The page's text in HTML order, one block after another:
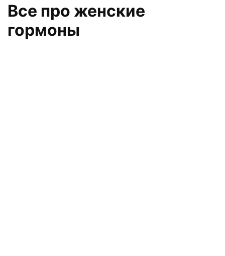
Все про женские
гормоны